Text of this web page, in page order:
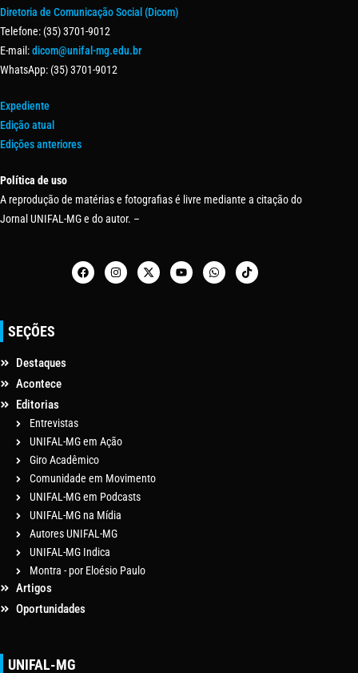
Diretoria de Comunicação Social (Dicom)
Telefone: (35) 3701-9012
E-mail:dicom@unifal-mg.edu.br
WhatsApp: (35) 3701-9012
Expediente
Edição atual
Edições anteriores
Política de uso
A reprodução de matérias e fotografias é livre mediante a citação do
Jornal UNIFAL-MG e do autor. –
SEÇÕES
Destaques
Acontece
Editorias
Entrevistas
UNIFAL-MG em Ação
Giro Acadêmico
Comunidade em Movimento
UNIFAL-MG em Podcasts
UNIFAL-MG na Mídia
Autores UNIFAL-MG
UNIFAL-MG Indica
Montra - por Eloésio Paulo
Artigos
Oportunidades
UNIFAL-MG